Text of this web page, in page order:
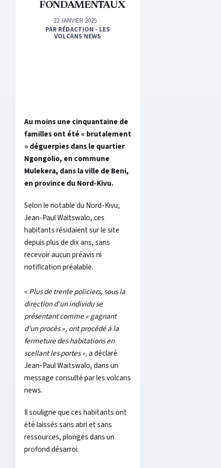
FONDAMENTAUX
22 JANVIER 2025
PAR RÉDACTION - LES
VOLCANS NEWS
Au moins une cinquantaine de
familles ont été « brutalement
» déguerpies dans le quartier
Ngongolio, en commune
Mulekera, dans la ville de Beni,
en province du Nord-Kivu.
Selon le notable du Nord-Kivu,
Jean-Paul Waitswalo, ces
habitants résidaient sur le site
depuis plus de dix ans, sans
recevoir aucun préavis ni
notification préalable.
« Plus de trente policiers, sous la
direction d’un individu se
présentant comme « gagnant
d’un procès », ont procédé à la
fermeture des habitations en
scellant les portes »,a déclaré
Jean-Paul Waitswalo, dans un
message consulté par les volcans
news.
Il souligne que ces habitants ont
été laissés sans abri et sans
ressources, plongés dans un
profond désarroi.